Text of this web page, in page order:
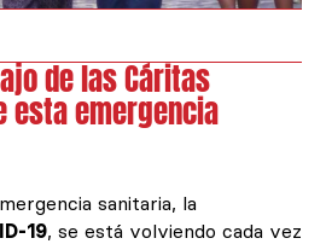
de las Cáritas
esta emergencia
sanitaria, la
19, se está volviendo cada vez